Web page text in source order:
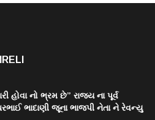
હોવા નો ભ્રમ છે” રાજ્ય ના પૂર્વ
ભાદાણી જૂના ભાજપી નેતા ને રેવન્યુ